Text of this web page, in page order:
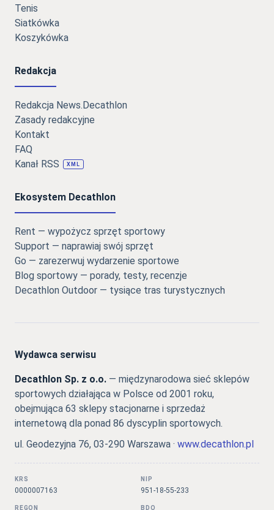
Tenis
Siatkówka
Koszykówka
Redakcja
Redakcja News.Decathlon
Zasady redakcyjne
Kontakt
FAQ
Kanał RSS
XML
Ekosystem Decathlon
Rent — wypożycz sprzęt sportowy
Support — naprawiaj swój sprzęt
Go — zarezerwuj wydarzenie sportowe
Blog sportowy — porady, testy, recenzje
Decathlon Outdoor — tysiące tras turystycznych
Wydawca serwisu
Decathlon Sp. z o.o. — międzynarodowa sieć sklepów
sportowych działająca w Polsce od 2001 roku,
obejmująca 63 sklepy stacjonarne i sprzedaż
internetową dla ponad 86 dyscyplin sportowych.
ul. Geodezyjna 76, 03-290 Warszawa · www.decathlon.pl
KRS
0000007163
NIP
951-18-55-233
REGON BDO